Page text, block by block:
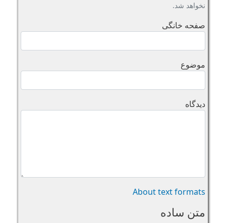
نخواهد شد.
صفحه خانگی
موضوع
دیدگاه
About text formats
متن ساده